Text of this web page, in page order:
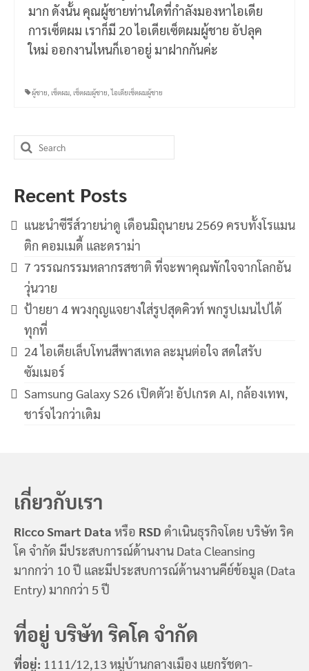
มาก ดังนั้น คุณผู้ชายท่านใดที่กำลังมองหาไอเดีย
การเซ็ตผม เราก็มี 20 ไอเดียเซ็ตผมผู้ชาย อัปลุค
ใหม่ ออกงานไหนก็เอาอยู่ มาฝากกันค่ะ
ผู้ชาย เซ็ตผม เซ็ตผมผู้ชาย ,ไอเดียเซ็ตผมผู้ชาย
Search
for:
Recent Posts
แนะนำซีรีส์วายน่าดู เดือนมิถุนายน 2569 ครบทั้งโรแมน
ติก คอมเมดี้ และดราม่า
7 วรรณกรรมหลากรสชาติ ที่จะพาคุณพักใจจากโลกอัน
วุ่นวาย
ป้ายยา 4 พวงกุญแจยางใส่รูปสุดคิวท์ พกรูปเมนไปได้
ทุกที่
24 ไอเดียเล็บโทนสีพาสเทล ละมุนต่อใจ สดใสรับ
ซัมเมอร์
Samsung Galaxy S26 เปิดตัว! อัปเกรด AI, กล้องเทพ,
ชาร์จไวกว่าเดิม
เกี่ยวกับเรา
Ricco Smart Data หรือ RSD ดำเนินธุรกิจโดย บริษัท ริค
โค จำกัด มีประสบการณ์ด้านงาน Data Cleansing
มากกว่า 10 ปี และมีประสบการณ์ด้านงานคีย์ข้อมูล (Data
Entry) มากกว่า 5 ปี
ที่อยู่ บริษัท ริคโค จำกัด
ที่อยู่: 1111/12,13 หมู่บ้านกลางเมือง แยกรัชดา-